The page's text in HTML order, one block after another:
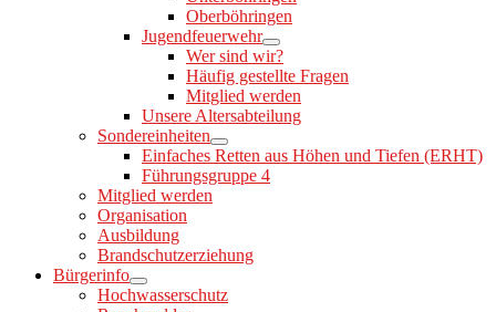
Oberböhringen
Jugendfeuerwehr
Wer sind wir?
Häufig gestellte Fragen
Mitglied werden
Unsere Altersabteilung
Sondereinheiten
Einfaches Retten aus Höhen und Tiefen (ERHT)
Führungsgruppe 4
Mitglied werden
Organisation
Ausbildung
Brandschutzerziehung
Bürgerinfo
Hochwasserschutz